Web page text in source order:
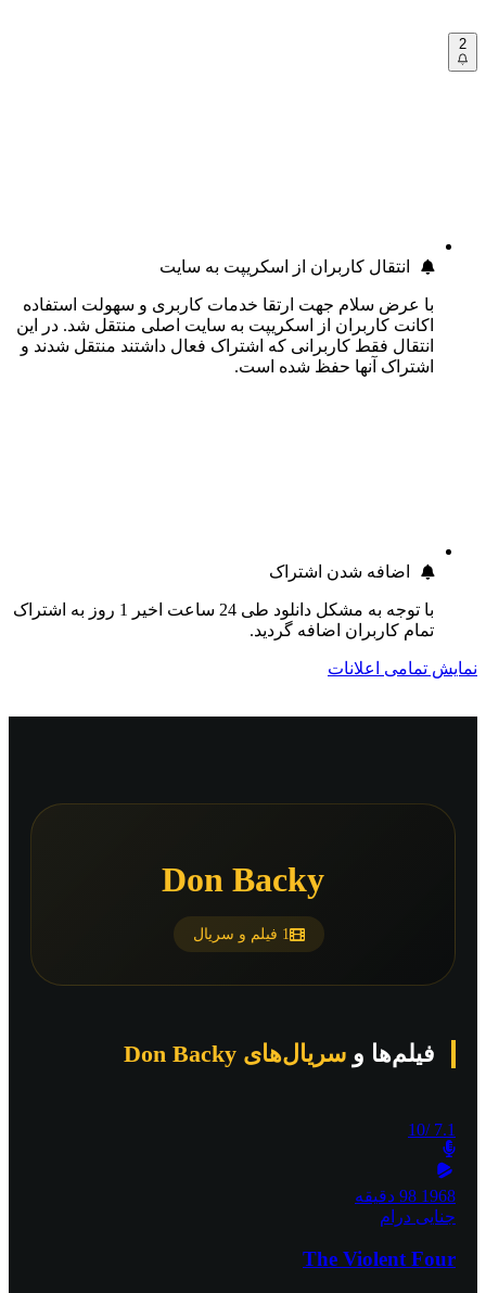
2
انتقال کاربران از اسکریپت به سایت
با عرض سلام جهت ارتقا خدمات کاربری و سهولت استفاده
اکانت کاربران از اسکریپت به سایت اصلی منتقل شد. در این
انتقال فقط کاربرانی که اشتراک فعال داشتند منتقل شدند و
اشتراک آنها حفظ شده است.
اضافه شدن اشتراک
با توجه به مشکل دانلود طی 24 ساعت اخیر 1 روز به اشتراک
تمام کاربران اضافه گردید.
نمایش تمامی اعلانات
Don Backy
1 فیلم و سریال
فیلم‌ها و سریال‌های Don Backy
7.1
/10
1968 98 دقیقه
جنایی درام
The Violent Four